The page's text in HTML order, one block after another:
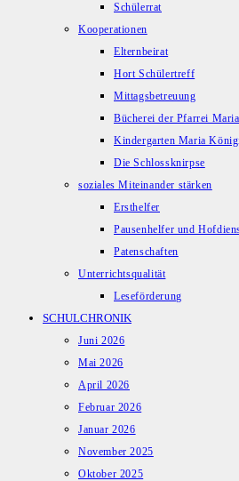
Schülerrat
Kooperationen
Elternbeirat
Hort Schülertreff
Mittagsbetreuung
Bücherei der Pfarrei
Kindergarten Maria
Die Schlossknirpse
soziales Miteinander stärken
Ersthelfer
Pausenhelfer und
Patenschaften
Unterrichtsqualität
Leseförderung
SCHULCHRONIK
Juni 2026
Mai 2026
April 2026
Februar 2026
Januar 2026
November 2025
Oktober 2025